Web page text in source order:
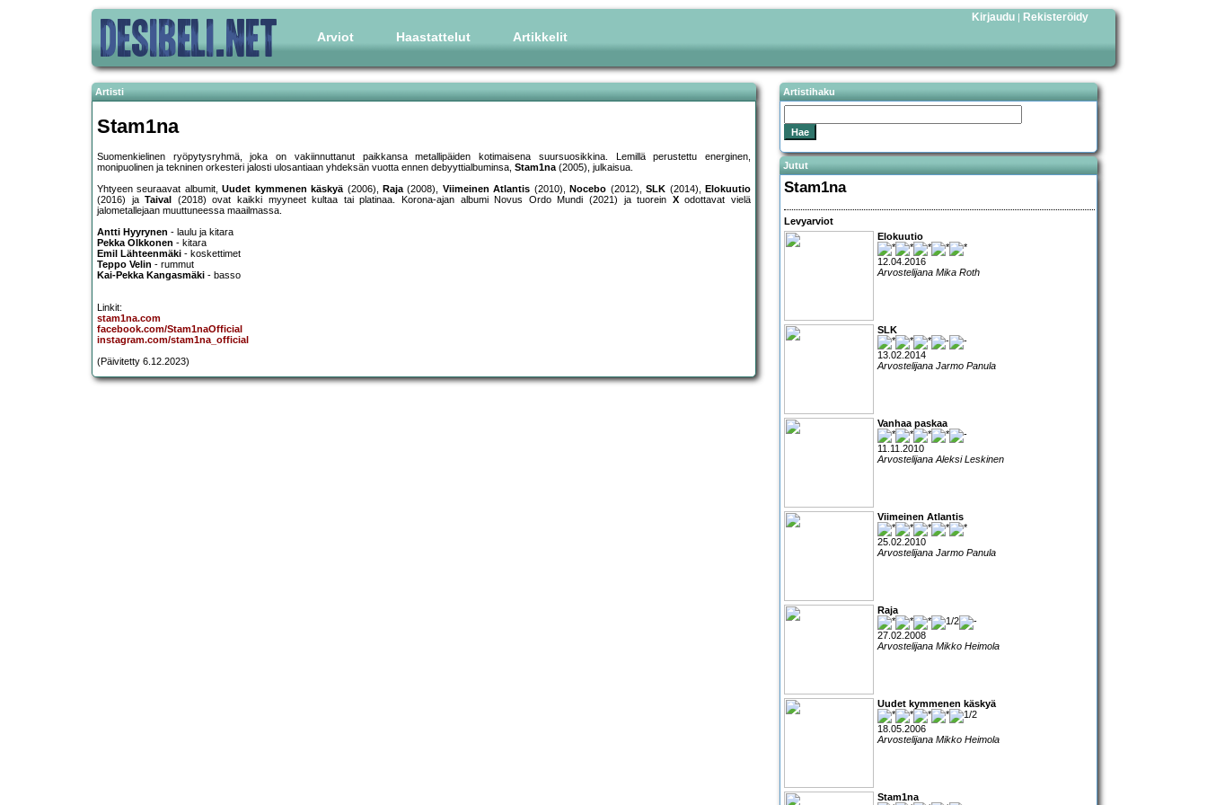
Arviot Haastattelut Artikkelit
Kirjaudu | Rekisteröidy
Artisti
Stam1na
Suomenkielinen ryöpytysryhmä, joka on vakiinnuttanut paikkansa metallipäiden kotimaisena suursuosikkina. Lemillä perustettu energinen,
monipuolinen ja tekninen orkesteri jalosti ulosantiaan yhdeksän vuotta ennen debyyttialbuminsa, Stam1na(2005), julkaisua.
Yhtyeen seuraavat albumit,Uudet kymmenen käskyä(2006), Raja(2008), Viimeinen Atlantis (2010), Nocebo (2012),SLK (2014), Elokuutio
(2016) jaTaival (2018) ovat kaikki myyneet kultaa tai platinaa. Korona-ajan albumi Novus Ordo Mundi (2021) ja tuorein Xodottavat vielä
jalometallejaan muuttuneessa maailmassa.
Antti Hyyrynen - laulu ja kitara
Pekka Olkkonen - kitara
Emil Lähteenmäki - koskettimet
Teppo Velin - rummut
Kai-Pekka Kangasmäki - basso
Linkit:
stam1na.com
facebook.com/Stam1naOfficial
instagram.com/stam1na_official
(Päivitetty 6.12.2023)
Artistihaku
Jutut
Stam1na
Levyarviot
Elokuutio
12.04.2016
Arvostelijana Mika Roth
SLK
13.02.2014
Arvostelijana Jarmo Panula
Vanhaa paskaa
11.11.2010
Arvostelijana Aleksi Leskinen
Viimeinen Atlantis
25.02.2010
Arvostelijana Jarmo Panula
Raja
27.02.2008
Arvostelijana Mikko Heimola
Uudet kymmenen käskyä
18.05.2006
Arvostelijana Mikko Heimola
Stam1na